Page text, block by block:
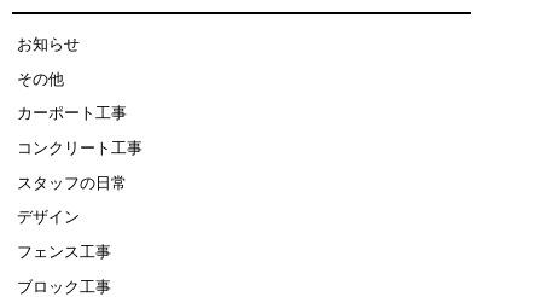
お知らせ
その他
カーポート工事
コンクリート工事
スタッフの日常
デザイン
フェンス工事
ブロック工事